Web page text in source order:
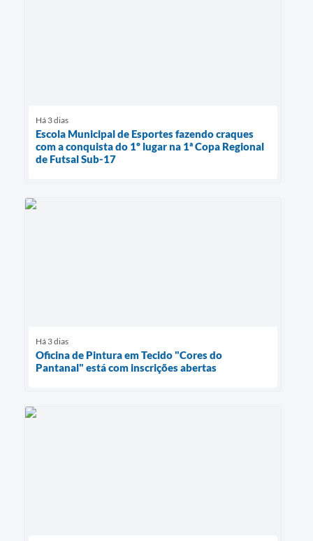
Há 3 dias
Escola Municipal de Esportes fazendo craques
com a conquista do 1º lugar na 1ª Copa Regional
de Futsal Sub-17
Há 3 dias
Oficina de Pintura em Tecido "Cores do
Pantanal" está com inscrições abertas